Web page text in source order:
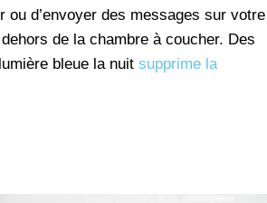
ou d’envoyer des messages sur votre
de la chambre à coucher. Des
bleue la nuit supprime la